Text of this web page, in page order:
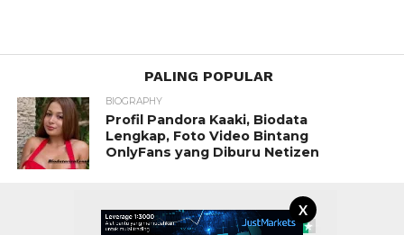
X
PALING POPULAR
BIOGRAPHY
Profil Pandora Kaaki, Biodata
Lengkap, Foto Video Bintang
OnlyFans yang Diburu Netizen